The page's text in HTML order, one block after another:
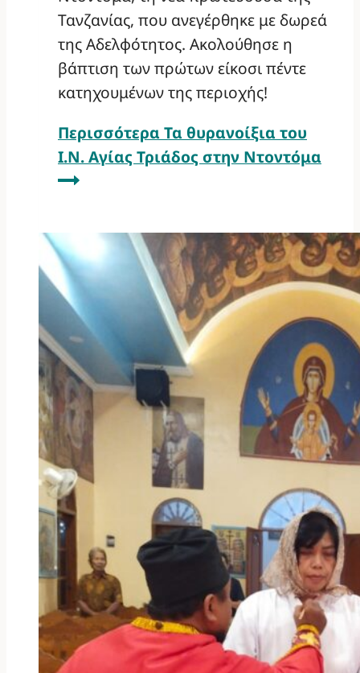
Τανζανίας, που ανεγέρθηκε με δωρεά
της Αδελφότητος. Ακολούθησε η
βάπτιση των πρώτων είκοσι πέντε
κατηχουμένων της περιοχής!
Περισσότερα Τα θυρανοίξια του
Ι.Ν. Αγίας Τριάδος στην Ντοντόμα